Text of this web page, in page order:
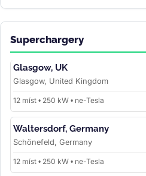
Superchargery
Glasgow, UK
Glasgow, United Kingdom
12 míst • 250 kW • ne-Tesla
Waltersdorf, Germany
Schönefeld, Germany
12 míst • 250 kW • ne-Tesla